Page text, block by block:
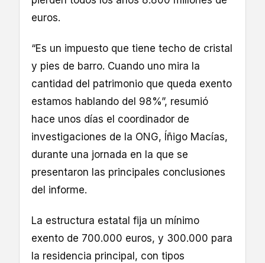
euros.
“Es un impuesto que tiene techo de cristal
y pies de barro. Cuando uno mira la
cantidad del patrimonio que queda exento
estamos hablando del 98%”, resumió
hace unos días el coordinador de
investigaciones de la ONG, Íñigo Macías,
durante una jornada en la que se
presentaron las principales conclusiones
del informe.
La estructura estatal fija un mínimo
exento de 700.000 euros, y 300.000 para
la residencia principal, con tipos